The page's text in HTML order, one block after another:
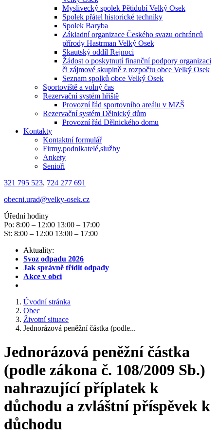
Myslivecký spolek Pětidubí Velký Osek
Spolek přátel historické techniky
Spolek Baryba
Základní organizace Českého svazu ochránců
přírody Hastrman Velký Osek
Skautský oddíl Rejnoci
Žádost o poskytnutí finanční podpory organizaci
či zájmové skupině z rozpočtu obce Velký Osek
Seznam spolků obce Velký Osek
Sportoviště a volný čas
Rezervační systém hřiště
Provozní řád sportovního areálu v MZŠ
Rezervační systém Dělnický dům
Provozní řád Dělnického domu
Kontakty
Kontaktní formulář
Firmy,podnikatelé,služby
Ankety
Senioři
321 795 523, 724 277 691
obecni.urad@velky-osek.cz
Úřední hodiny
Po: 8:00 – 12:00 13:00 – 17:00
St: 8:00 – 12:00 13:00 – 17:00
Aktuality:
Svoz odpadu 2026
Jak správně třídit odpady
Akce v obci
Úvodní stránka
Obec
Životní situace
Jednorázová peněžní částka (podle...
Jednorázová peněžní částka
(podle zákona č. 108/2009 Sb.)
nahrazující příplatek k
důchodu a zvláštní příspěvek k
důchodu